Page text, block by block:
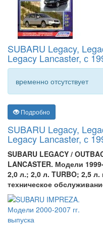
SUBARU Legacy,
Legacy Lancaster, с
временно отсутствует
Подробно
SUBARU Legacy,
Legacy Lancaster, с
SUBARU LEGACY /
LANCASTER. Модели
2,0 л.; 2,0 л. TURBO; 2,5
техническое